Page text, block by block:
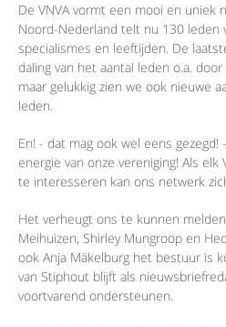
De VNVA vormt een mooi en uniek
Noord-Nederland telt nu 130 leden
specialismes en leeftijden. De
daling van het aantal leden o.a.
maar gelukkig zien we ook nieuwe
leden.
En! - dat mag ook wel eens
energie van onze vereniging! Als
te interesseren kan ons netwerk
Het verheugt ons te kunnen
Meihuizen, Shirley Mungroop en
ook Anja Mäkelburg het bestuur is
van Stiphout blijft als
voortvarend ondersteunen.